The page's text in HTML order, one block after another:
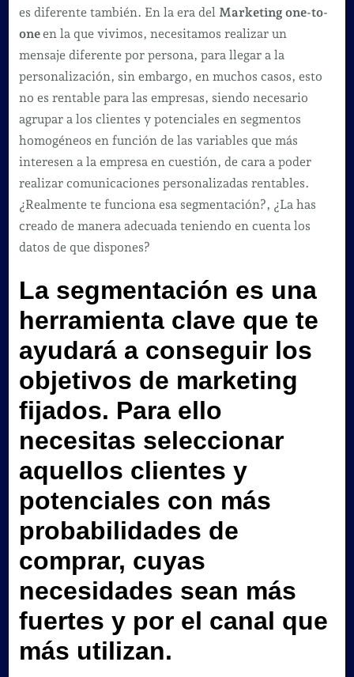
es diferente también. En la era del Marketing one-to-
oneen la que vivimos, necesitamos realizar un
mensaje diferente por persona, para llegar a la
personalización, sin embargo, en muchos casos, esto
no es rentable para las empresas, siendo necesario
agrupar a los clientes y potenciales en segmentos
homogéneos en función de las variables que más
interesen a la empresa en cuestión, de cara a poder
realizar comunicaciones personalizadas rentables.
¿Realmente te funciona esa segmentación?, ¿La has
creado de manera adecuada teniendo en cuenta los
datos de que dispones?
La segmentación es una
herramienta clave que te
ayudará a conseguir los
objetivos de marketing
fijados. Para ello
necesitas seleccionar
aquellos clientes y
potenciales con más
probabilidades de
comprar, cuyas
necesidades sean más
fuertes y por el canal que
más utilizan.